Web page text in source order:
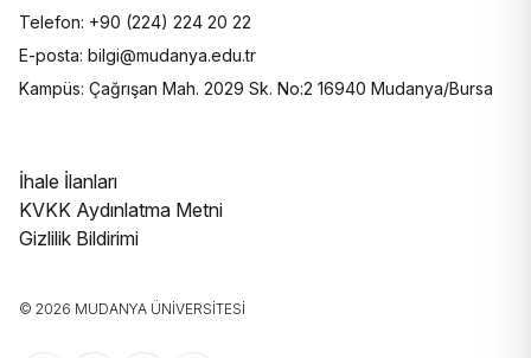
Telefon: +90 (224) 224 20 22
E-posta: bilgi@mudanya.edu.tr
Kampüs: Çağrışan Mah. 2029 Sk. No:2 16940 Mudanya/Bursa
İhale İlanları
KVKK Aydınlatma Metni
Gizlilik Bildirimi
© 2026 MUDANYA ÜNIVERSITESI